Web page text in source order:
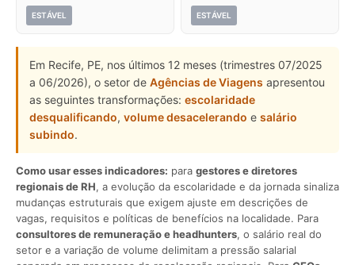
ESTÁVEL ESTÁVEL
Em Recife, PE, nos últimos 12 meses (trimestres 07/2025
a 06/2026), o setor de Agências de Viagens apresentou
as seguintes transformações: escolaridade
desqualificando, volume desacelerando e salário
subindo.
Como usar esses indicadores: para gestores e diretores
regionais de RH, a evolução da escolaridade e da jornada sinaliza
mudanças estruturais que exigem ajuste em descrições de
vagas, requisitos e políticas de benefícios na localidade. Para
consultores de remuneração e headhunters, o salário real do
setor e a variação de volume delimitam a pressão salarial